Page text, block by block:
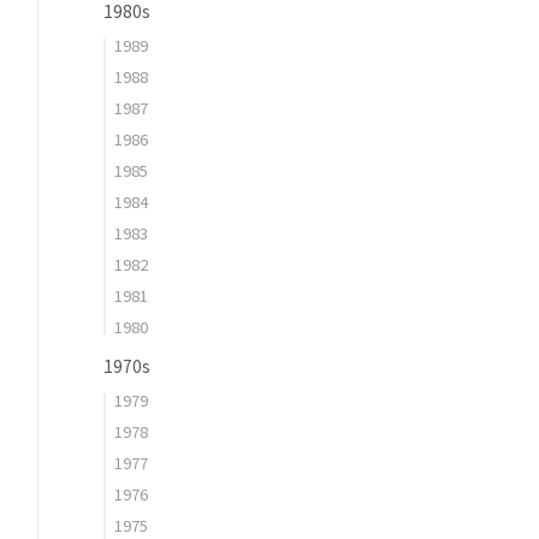
1980s
1989
1988
1987
1986
1985
1984
1983
1982
1981
1980
1970s
1979
1978
1977
1976
1975